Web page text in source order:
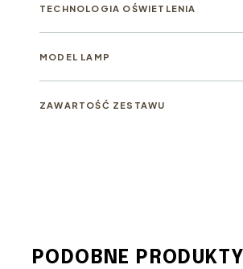
TECHNOLOGIA OŚWIETLENIA
MODEL LAMP
ZAWARTOŚĆ ZESTAWU
PODOBNE PRODUKTY